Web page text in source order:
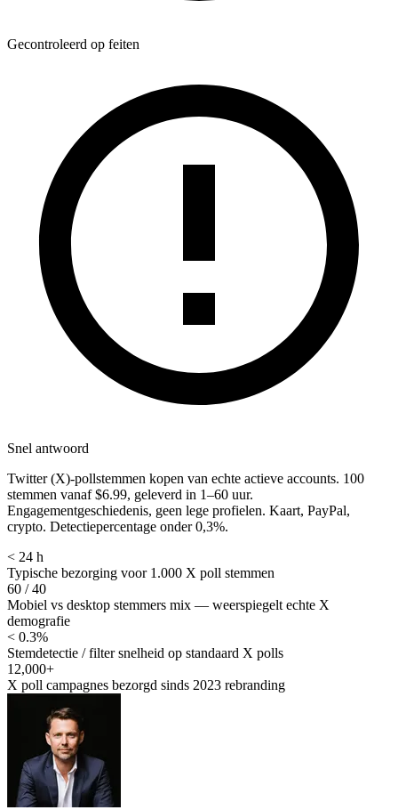
Gecontroleerd op feiten
Snel antwoord
Twitter (X)-pollstemmen kopen van echte actieve accounts. 100
stemmen vanaf $6.99, geleverd in 1–60 uur.
Engagementgeschiedenis, geen lege profielen. Kaart, PayPal,
crypto. Detectiepercentage onder 0,3%.
< 24 h
Typische bezorging voor 1.000 X poll stemmen
60 / 40
Mobiel vs desktop stemmers mix — weerspiegelt echte X
demografie
< 0.3%
Stemdetectie / filter snelheid op standaard X polls
12,000+
X poll campagnes bezorgd sinds 2023 rebranding